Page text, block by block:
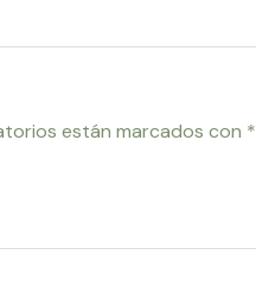
están marcados con *